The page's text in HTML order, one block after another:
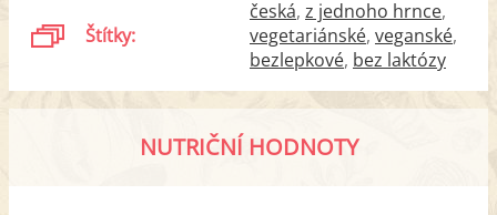
Štítky:
česká z jednoho hrnce
vegetariánské veganské
bezlepkové bez laktózy
NUTRIČNÍ HODNOTY